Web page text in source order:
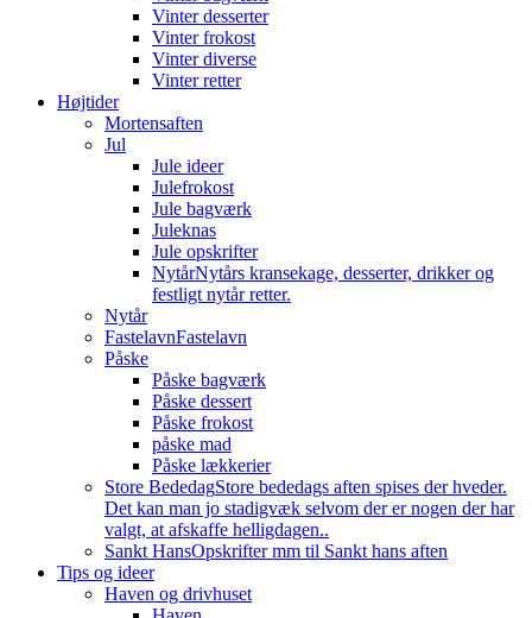
Vinter desserter
Vinter frokost
Vinter diverse
Vinter retter
Højtider
Mortensaften
Jul
Jule ideer
Julefrokost
Jule bagværk
Juleknas
Jule opskrifter
NytårNytårs kransekage, desserter, drikker og
festligt nytår retter.
Nytår
FastelavnFastelavn
Påske
Påske bagværk
Påske dessert
Påske frokost
påske mad
Påske lækkerier
Store BededagStore bededags aften spises der hveder.
Det kan man jo stadigvæk selvom der er nogen der har
valgt, at afskaffe helligdagen..
Sankt HansOpskrifter mm til Sankt hans aften
Tips og ideer
Haven og drivhuset